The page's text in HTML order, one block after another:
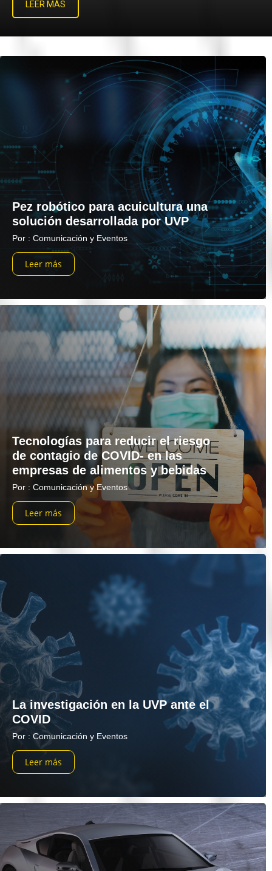
Pez robótico para acuicultura una
solución desarrollada por UVP
Por : Comunicación y Eventos
Leer más
Tecnologías para reducir el riesgo
de contagio de COVID- en las
empresas de alimentos y bebidas
Por : Comunicación y Eventos
Leer más
La investigación en la UVP ante el
COVID
Por : Comunicación y Eventos
Leer más